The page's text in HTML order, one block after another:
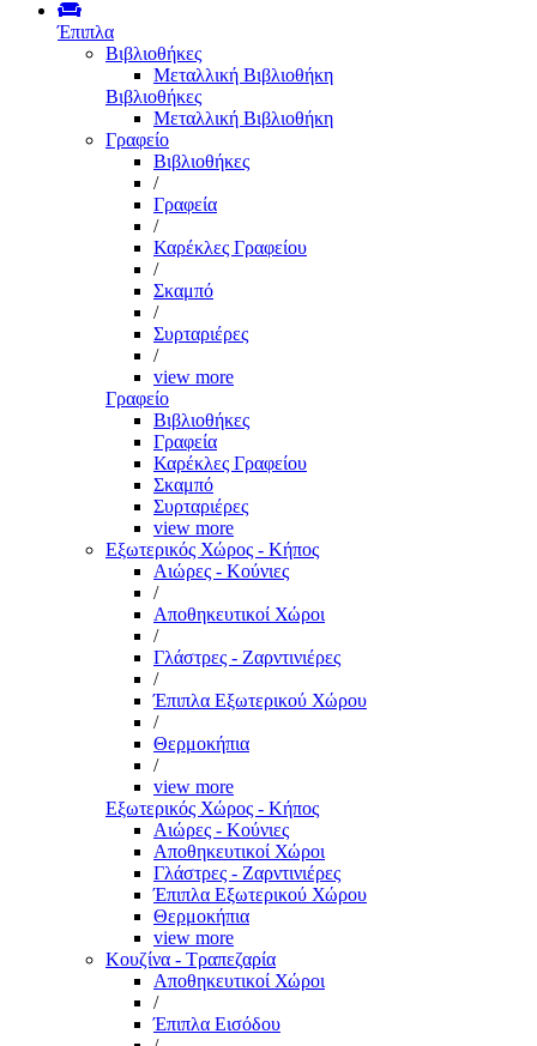
Έπιπλα
Βιβλιοθήκες
Μεταλλική Βιβλιοθήκη
Βιβλιοθήκες
Μεταλλική Βιβλιοθήκη
Γραφείο
Βιβλιοθήκες
/
Γραφεία
/
Καρέκλες Γραφείου
/
Σκαμπό
/
Συρταριέρες
/
view more
Γραφείο
Βιβλιοθήκες
Γραφεία
Καρέκλες Γραφείου
Σκαμπό
Συρταριέρες
view more
Εξωτερικός Χώρος - Κήπος
Αιώρες - Κούνιες
/
Αποθηκευτικοί Χώροι
/
Γλάστρες - Ζαρντινιέρες
/
Έπιπλα Εξωτερικού Χώρου
/
Θερμοκήπια
/
view more
Εξωτερικός Χώρος - Κήπος
Αιώρες - Κούνιες
Αποθηκευτικοί Χώροι
Γλάστρες - Ζαρντινιέρες
Έπιπλα Εξωτερικού Χώρου
Θερμοκήπια
view more
Κουζίνα - Τραπεζαρία
Αποθηκευτικοί Χώροι
/
Έπιπλα Εισόδου